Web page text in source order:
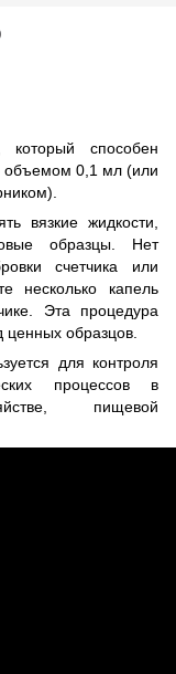
, который способен
объемом 0,1 мл (или
вязкие жидкости,
образцы. Нет
счетчика или
несколько капель
Эта процедура
образцов.
для контроля
процессов в
пищевой